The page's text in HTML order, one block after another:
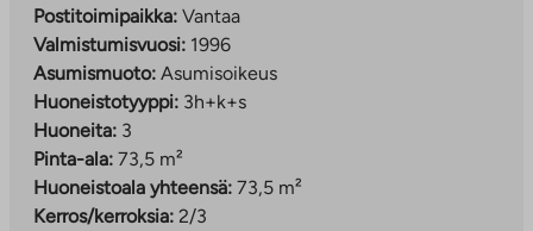
Postitoimipaikka: Vantaa
Valmistumisvuosi: 1996
Asumismuoto: Asumisoikeus
Huoneistotyyppi: 3h+k+s
Huoneita: 3
Pinta-ala: 73,5 m²
Huoneistoala yhteensä: 73,5 m²
Kerros/kerroksia: 2/3